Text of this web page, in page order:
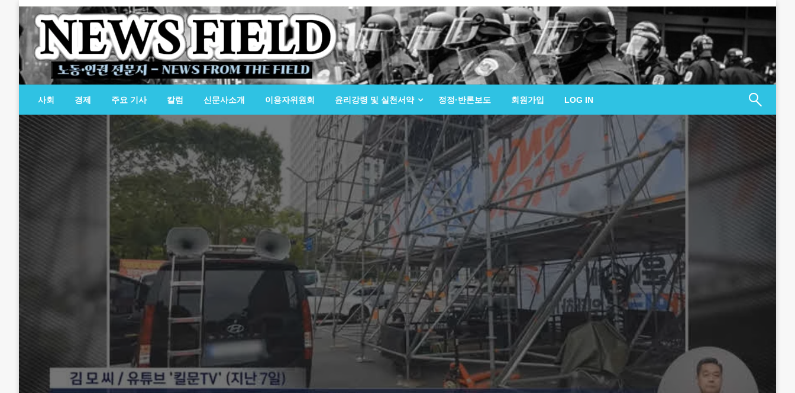
content
뉴스필드
노동·인권 전문지
사회 경제 주요 기사 칼럼 신문사소개 이용자위원회 윤리강령 및 실천서약 정정·반론보도 회원가입 LOG IN